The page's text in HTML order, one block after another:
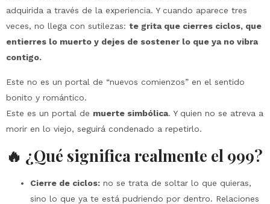
adquirida a través de la experiencia. Y cuando aparece tres
veces, no llega con sutilezas: te grita que cierres ciclos, que
entierres lo muerto y dejes de sostener lo que ya no vibra
contigo.
Este no es un portal de “nuevos comienzos” en el sentido
bonito y romántico.
Este es un portal de muerte simbólica. Y quien no se atreva a
morir en lo viejo, seguirá condenado a repetirlo.
🔥 ¿Qué significa realmente el 999?
Cierre de ciclos: no se trata de soltar lo que quieras,
sino lo que ya te está pudriendo por dentro. Relaciones